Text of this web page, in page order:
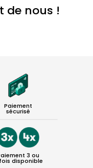
de nous !
Paiement
sécurisé
3 ou
disponible